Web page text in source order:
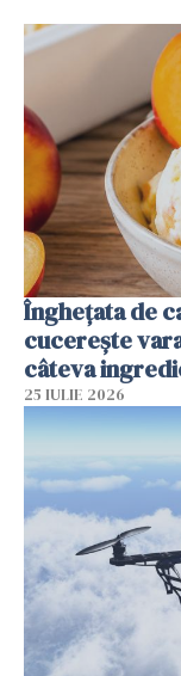
Înghețata de
cucerește
câteva
25 IULIE 2026